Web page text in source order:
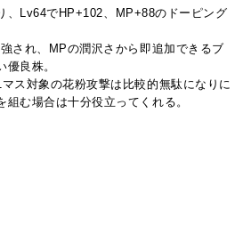
、Lv64でHP+102、MP+88のドーピング
され、MPの潤沢さから即追加できるブ
優良株。
ス対象の花粉攻撃は比較的無駄になりに
組む場合は十分役立ってくれる。